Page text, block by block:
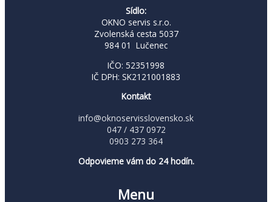
Sídlo:
OKNO servis s.r.o.
Zvolenská cesta 5037
984 01 Lučenec
IČO: 52351998
IČ DPH: SK2121001883
Kontakt
info@oknoservisslovensko.sk
047 / 437 0972
0903 273 364
Odpovieme vám do 24 hodín.
Menu